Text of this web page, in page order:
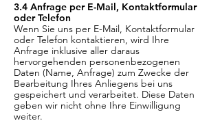
3.4 Anfrage per E-Mail, Kontaktformular
oder Telefon
Wenn Sie uns per E-Mail, Kontaktformular
oder Telefon kontaktieren, wird Ihre
Anfrage inklusive aller daraus
hervorgehenden personenbezogenen
Daten (Name, Anfrage) zum Zwecke der
Bearbeitung Ihres Anliegens bei uns
gespeichert und verarbeitet. Diese Daten
geben wir nicht ohne Ihre Einwilligung
weiter.